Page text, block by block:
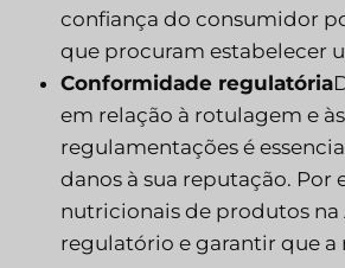
confiança do consumidor
que procuram estabelecer
Conformidade regulatória
em relação à rotulagem e
regulamentações é
danos à sua reputação.
nutricionais de produtos na
regulatório e garantir que a